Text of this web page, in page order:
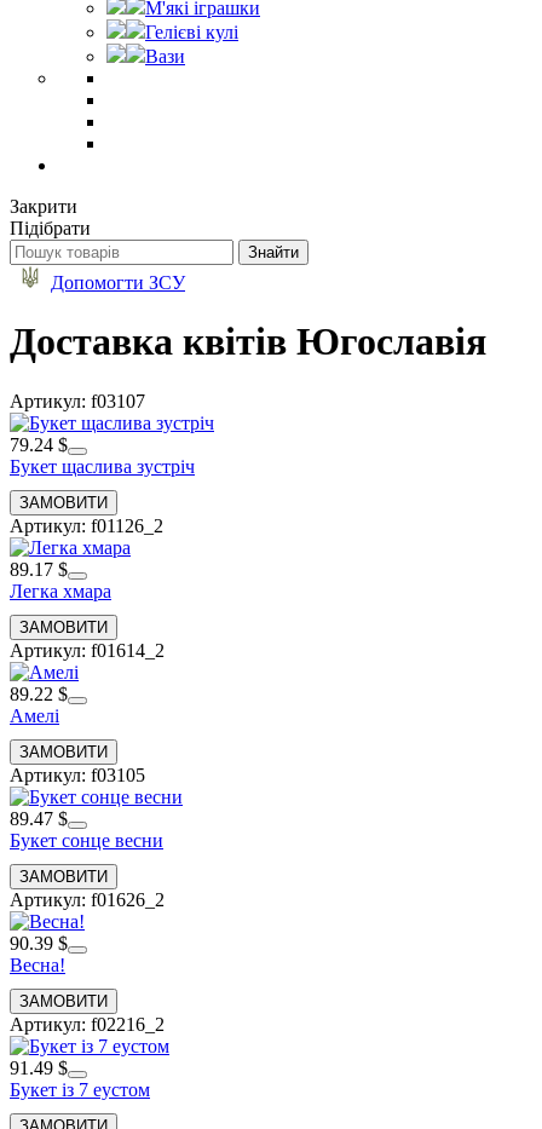
М'які іграшки
Гелієві кулі
Вази
Закрити
Підібрати
Допомогти ЗСУ
Доставка квітів Югославія
Артикул: f03107
79.24 $
Букет щаслива зустріч
Артикул: f01126_2
89.17 $
Легка хмара
Артикул: f01614_2
89.22 $
Амелі
Артикул: f03105
89.47 $
Букет сонце весни
Артикул: f01626_2
90.39 $
Весна!
Артикул: f02216_2
91.49 $
Букет із 7 еустом